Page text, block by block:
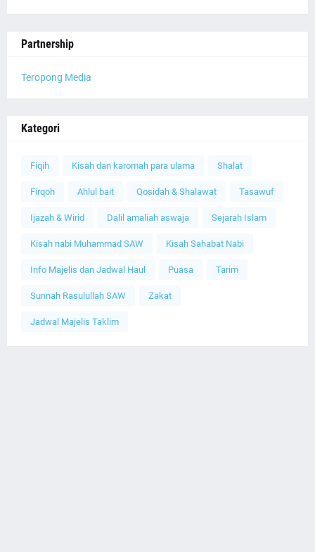
Partnership
Teropong Media
Kategori
Fiqih Kisah dan karomah para ulama Shalat
Firqoh Ahlul bait Qosidah & Shalawat Tasawuf
Ijazah & Wirid Dalil amaliah aswaja Sejarah Islam
Kisah nabi Muhammad SAW Kisah Sahabat Nabi
Info Majelis dan Jadwal Haul Puasa Tarim
Sunnah Rasulullah SAW Zakat
Jadwal Majelis Taklim